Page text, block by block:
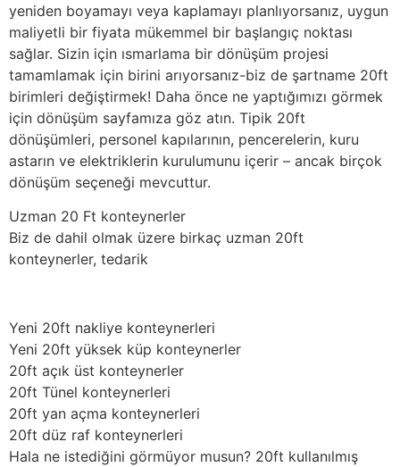
yeniden boyamayı veya kaplamayı planlıyorsanız, uygun
maliyetli bir fiyata mükemmel bir başlangıç noktası
sağlar. Sizin için ısmarlama bir dönüşüm projesi
tamamlamak için birini arıyorsanız-biz de şartname 20ft
birimleri değiştirmek! Daha önce ne yaptığımızı görmek
için dönüşüm sayfamıza göz atın. Tipik 20ft
dönüşümleri, personel kapılarının, pencerelerin, kuru
astarın ve elektriklerin kurulumunu içerir – ancak birçok
dönüşüm seçeneği mevcuttur.
Uzman 20 Ft konteynerler
Biz de dahil olmak üzere birkaç uzman 20ft
konteynerler, tedarik
Yeni 20ft nakliye konteynerleri
Yeni 20ft yüksek küp konteynerler
20ft açık üst konteynerler
20ft Tünel konteynerleri
20ft yan açma konteynerleri
20ft düz raf konteynerleri
Hala ne istediğini görmüyor musun? 20ft kullanılmış